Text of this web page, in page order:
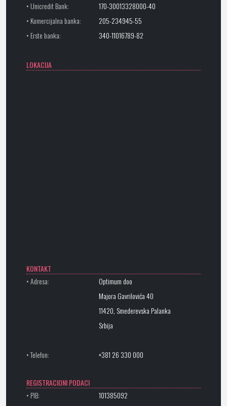
• Unicredit Bank:
170-30013328000-40
• Komercijalna banka:
205-234945-55
• Erste banka:
340-11016789-82
LOKACIJA
KONTAKT
• Adresa:
Optimum doo
Majora Gavrilovića 40
11420, Smederevska Palanka
Srbija
• Telefon: +381 26 330 000
REGISTRACIONI PODACI
• PIB:
101385092